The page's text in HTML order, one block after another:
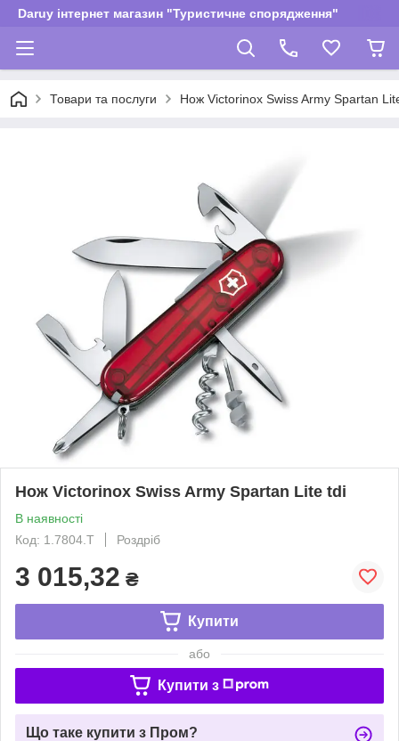
Daruy інтернет магазин "Туристичне спорядження"
Товари та послуги Нож Victorinox Swiss Army Spartan
Нож Victorinox Swiss Army Spartan Lite tdi
В наявності
Код: 1.7804.T
Роздріб
3 015,32 ₴
Купити
або
Купити з
Що таке купити з Пром?